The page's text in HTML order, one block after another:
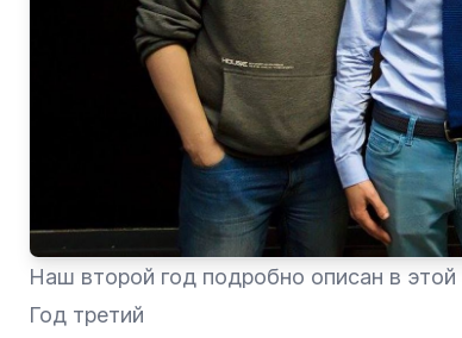
Наш второй год подробно описан в этой
Год третий